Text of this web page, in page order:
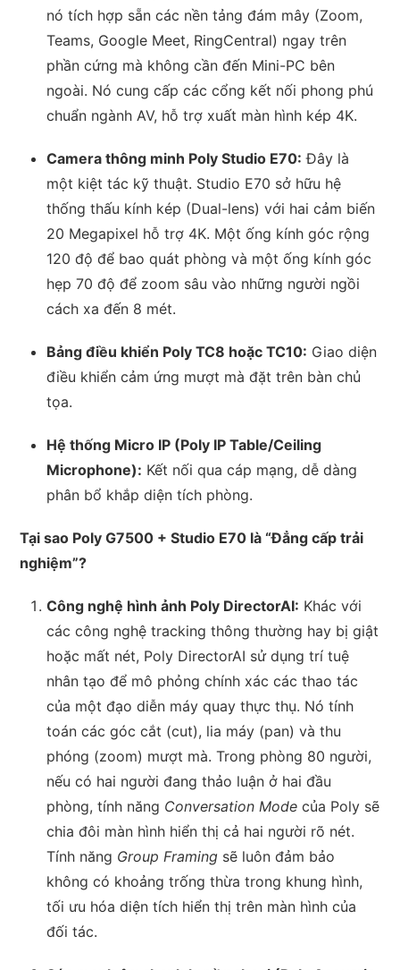
nó tích hợp sẵn các nền tảng đám mây (Zoom,
Teams, Google Meet, RingCentral) ngay trên
phần cứng mà không cần đến Mini-PC bên
ngoài. Nó cung cấp các cổng kết nối phong phú
chuẩn ngành AV, hỗ trợ xuất màn hình kép 4K.
Camera thông minh Poly Studio E70: Đây là
một kiệt tác kỹ thuật. Studio E70 sở hữu hệ
thống thấu kính kép (Dual-lens) với hai cảm biến
20 Megapixel hỗ trợ 4K. Một ống kính góc rộng
120 độ để bao quát phòng và một ống kính góc
hẹp 70 độ để zoom sâu vào những người ngồi
cách xa đến 8 mét.
Bảng điều khiển Poly TC8 hoặc TC10: Giao diện
điều khiển cảm ứng mượt mà đặt trên bàn chủ
tọa.
Hệ thống Micro IP (Poly IP Table/Ceiling
Microphone): Kết nối qua cáp mạng, dễ dàng
phân bổ khắp diện tích phòng.
Tại sao Poly G7500 + Studio E70 là “Đẳng cấp trải
nghiệm”?
Công nghệ hình ảnh Poly DirectorAI: Khác với
các công nghệ tracking thông thường hay bị giật
hoặc mất nét, Poly DirectorAI sử dụng trí tuệ
nhân tạo để mô phỏng chính xác các thao tác
của một đạo diễn máy quay thực thụ. Nó tính
toán các góc cắt (cut), lia máy (pan) và thu
phóng (zoom) mượt mà. Trong phòng 80 người,
nếu có hai người đang thảo luận ở hai đầu
phòng, tính năng Conversation Mode của Poly sẽ
chia đôi màn hình hiển thị cả hai người rõ nét.
Tính năng Group Framing sẽ luôn đảm bảo
không có khoảng trống thừa trong khung hình,
tối ưu hóa diện tích hiển thị trên màn hình của
đối tác.